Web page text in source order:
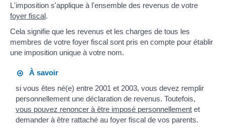
L'imposition s'applique à l'ensemble des revenus de votre
foyer fiscal.
Cela signifie que les revenus et les charges de tous les
membres de votre foyer fiscal sont pris en compte pour établir
une imposition unique à votre nom.
À savoir
si vous êtes né(e) entre 2001 et 2003, vous devez remplir
personnellement une déclaration de revenus. Toutefois,
vous pouvez renoncer à être imposé personnellement et
demander à être rattaché au foyer fiscal de vos parents.